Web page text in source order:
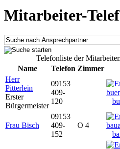
Mitarbeiter-
Telefonliste der
Name
Telefon Zimmer
Herr
Pitterlein
Erster
Bürgermeister
09153
409-
120
Frau Bisch
09153
409-
152
O 4